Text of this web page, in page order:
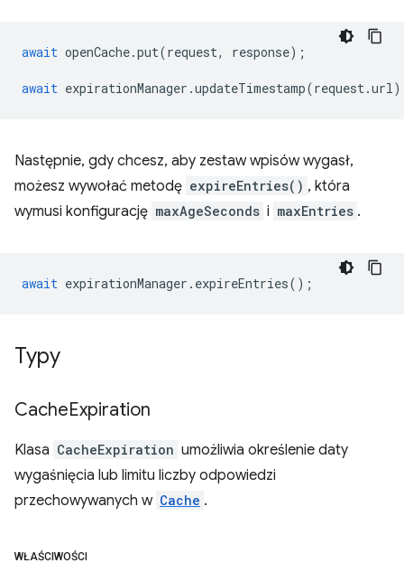
await openCache.put(request, response);
await expirationManager .updateTimestamp(request.url
Następnie, gdy chcesz, aby zestaw wpisów wygasł,
możesz wywołać metodę expireEntries() , która
wymusi konfigurację maxAgeSeconds i maxEntries .
await expirationManager . expireEntries();
Typy
CacheExpiration
Klasa CacheExpiration umożliwia określenie daty
wygaśnięcia lub limitu liczby odpowiedzi
przechowywanych w Cache .
WŁAŚCIWOŚCI